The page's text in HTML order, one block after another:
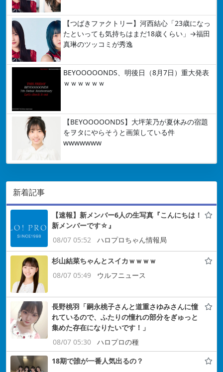
【つばきファクトリー】河西結心「23歳になっ
たといっても気持ちはまだ18歳くらい」→福田
真琳のツッコミが秀逸
BEYOOOOONDS、明後日（8月7日）重大発表
ｗｗｗｗｗｗ
【BEYOOOOONDS】大坪茉乃が夏休みの宿題
をヲタにやらそうと画策している件
wwwwwww
新着記事
【速報】新メンバー6人の生写真『こんにちは！
新メンバーです☆』
08/07 05:52
ハロプロちゃん情報局
杉山結菜ちゃんとスイカｗｗｗｗ
08/07 05:49
ウルフニュース
長野桃羽「嗣永桃子さんと道重さゆみさんに憧
れているので、ふたりの憧れの部分をぎゅっと
集めた存在になりたいです！」
08/07 05:30
ハロプロの種
18期で誰が一番人気出るの？